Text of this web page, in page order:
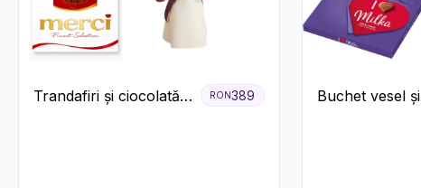
Trandafiri și ciocolată
RON389
Buchet vesel și